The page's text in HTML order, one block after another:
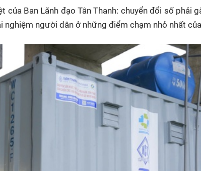
Ban Lãnh đạo Tân Thanh: chuyển đổi số phải
người dân ở những điểm chạm nhỏ nhất